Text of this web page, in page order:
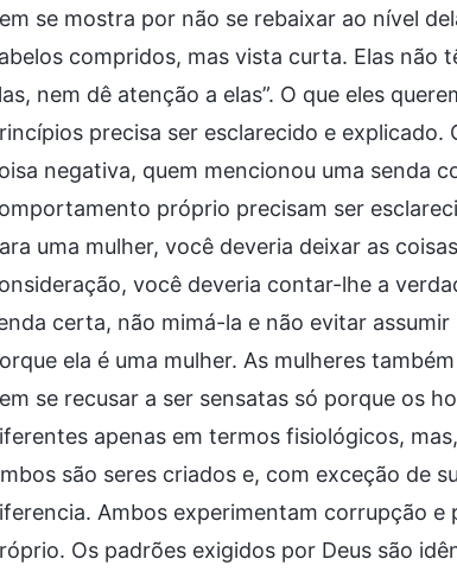
se mostra por não se rebaixar ao nível
compridos, mas vista curta. Elas não
nem dê atenção a elas”. O que eles
precisa ser esclarecido e
negativa, quem mencionou uma senda
próprio precisam ser
uma mulher, você deveria deixar as
você deveria contar-lhe a
certa, não mimá-la e não evitar
ela é uma mulher. As mulheres
se recusar a ser sensatas só porque os
apenas em termos fisiológicos,
são seres criados e, com exceção de
Ambos experimentam corrupção
Os padrões exigidos por Deus são